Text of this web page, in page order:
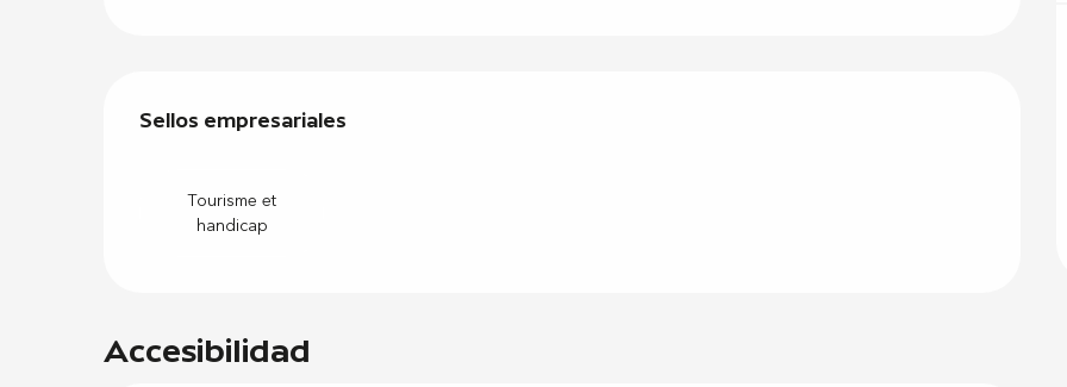
Oferta de
Sellos empresariales
Sellos empresariales
Tourisme et
handicap
Accesibilidad